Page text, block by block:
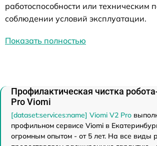
работоспособности или техническим
соблюдении условий эксплуатации.
Показать полностью
Профилактическая чистка
Pro Viomi
[dataset:services:name] Viomi V2 Pro
профильном сервисе Viomi в
огромным опытом - от 5 лет. На все виды